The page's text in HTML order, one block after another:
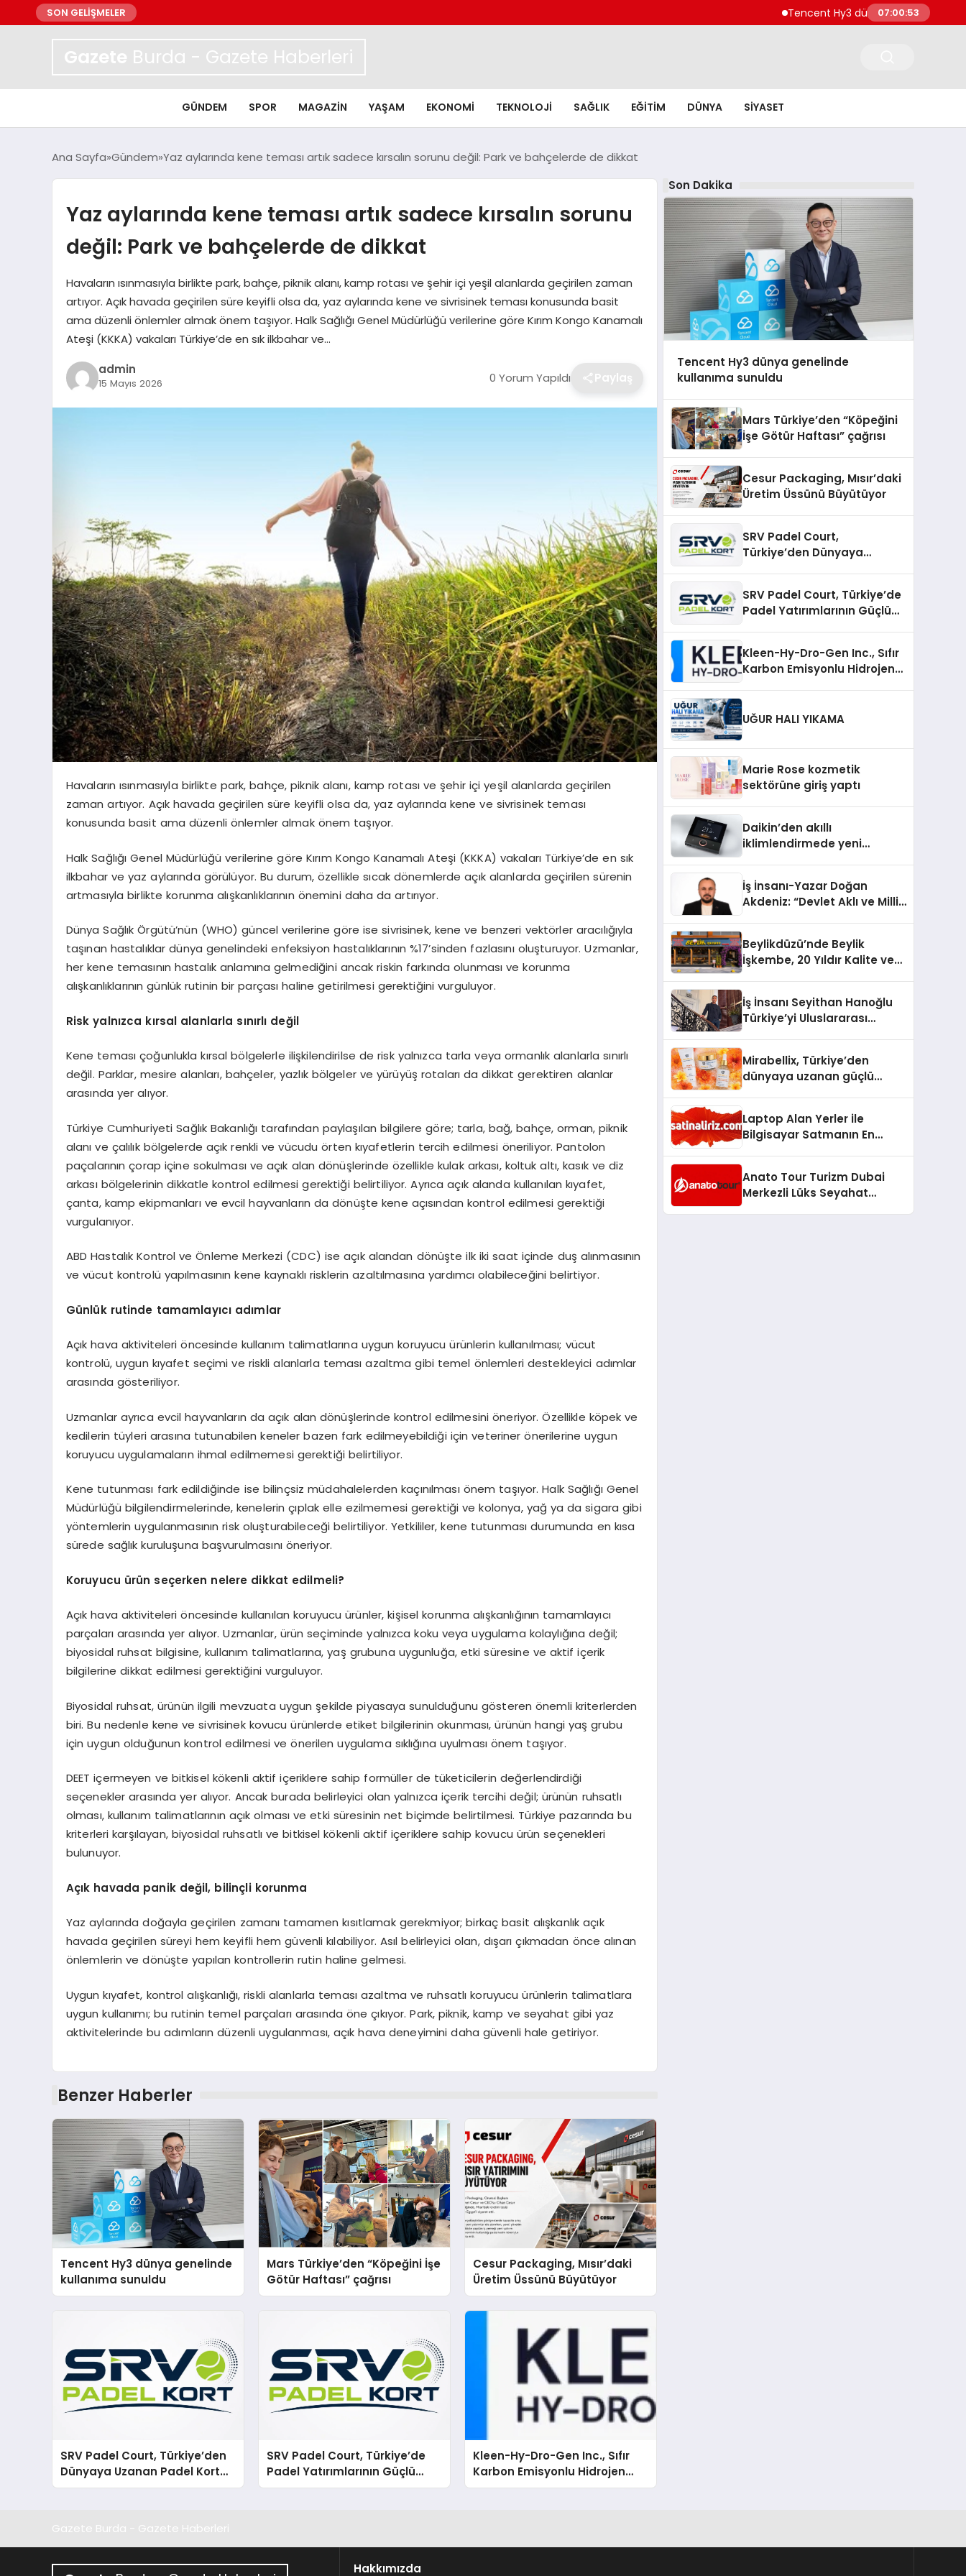
SON GELİŞMELER Tencent Hy3 dünya genelinde kullanıma
07:00:54
Gazete Burda - Gazete Haberleri
GÜNDEM SPOR MAGAZIN YAŞAM EKONOMI TEKNOLOJI SAĞLIK EĞITIM DÜNYA SIYASET
Ana Sayfa Gündem Yaz aylarında kene teması artık sadece kırsalın sorunu değil: Park ve bahçelerde de dikkat
Yaz aylarında kene teması artık sadece kırsalın sorunu
değil: Park ve bahçelerde de dikkat
Havaların ısınmasıyla birlikte park, bahçe, piknik alanı, kamp rotası ve şehir içi yeşil alanlarda geçirilen zaman
artıyor. Açık havada geçirilen süre keyifli olsa da, yaz aylarında kene ve sivrisinek teması konusunda basit
ama düzenli önlemler almak önem taşıyor. Halk Sağlığı Genel Müdürlüğü verilerine göre Kırım Kongo Kanamalı
Ateşi (KKKA) vakaları Türkiye’de en sık ilkbahar ve…
admin
15 Mayıs 2026 0 Yorum Yapıldı Paylaş
Havaların ısınmasıyla birlikte park, bahçe, piknik alanı, kamp rotası ve şehir içi yeşil alanlarda geçirilen
zaman artıyor. Açık havada geçirilen süre keyifli olsa da, yaz aylarında kene ve sivrisinek teması
konusunda basit ama düzenli önlemler almak önem taşıyor.
Halk Sağlığı Genel Müdürlüğü verilerine göre Kırım Kongo Kanamalı Ateşi (KKKA) vakaları Türkiye’de en sık
ilkbahar ve yaz aylarında görülüyor. Bu durum, özellikle sıcak dönemlerde açık alanlarda geçirilen sürenin
artmasıyla birlikte korunma alışkanlıklarının önemini daha da artırıyor.
Dünya Sağlık Örgütü’nün (WHO) güncel verilerine göre ise sivrisinek, kene ve benzeri vektörler aracılığıyla
taşınan hastalıklar dünya genelindeki enfeksiyon hastalıklarının %17’sinden fazlasını oluşturuyor. Uzmanlar,
her kene temasının hastalık anlamına gelmediğini ancak riskin farkında olunması ve korunma
alışkanlıklarının günlük rutinin bir parçası haline getirilmesi gerektiğini vurguluyor.
Risk yalnızca kırsal alanlarla sınırlı değil
Kene teması çoğunlukla kırsal bölgelerle ilişkilendirilse de risk yalnızca tarla veya ormanlık alanlarla sınırlı
değil. Parklar, mesire alanları, bahçeler, yazlık bölgeler ve yürüyüş rotaları da dikkat gerektiren alanlar
arasında yer alıyor.
Türkiye Cumhuriyeti Sağlık Bakanlığı tarafından paylaşılan bilgilere göre; tarla, bağ, bahçe, orman, piknik
alanı ve çalılık bölgelerde açık renkli ve vücudu örten kıyafetlerin tercih edilmesi öneriliyor. Pantolon
paçalarının çorap içine sokulması ve açık alan dönüşlerinde özellikle kulak arkası, koltuk altı, kasık ve diz
arkası bölgelerinin dikkatle kontrol edilmesi gerektiği belirtiliyor. Ayrıca açık alanda kullanılan kıyafet,
çanta, kamp ekipmanları ve evcil hayvanların da dönüşte kene açısından kontrol edilmesi gerektiği
vurgulanıyor.
ABD Hastalık Kontrol ve Önleme Merkezi (CDC) ise açık alandan dönüşte ilk iki saat içinde duş alınmasının
ve vücut kontrolü yapılmasının kene kaynaklı risklerin azaltılmasına yardımcı olabileceğini belirtiyor.
Günlük rutinde tamamlayıcı adımlar
Açık hava aktiviteleri öncesinde kullanım talimatlarına uygun koruyucu ürünlerin kullanılması; vücut
kontrolü, uygun kıyafet seçimi ve riskli alanlarla teması azaltma gibi temel önlemleri destekleyici adımlar
arasında gösteriliyor.
Uzmanlar ayrıca evcil hayvanların da açık alan dönüşlerinde kontrol edilmesini öneriyor. Özellikle köpek ve
kedilerin tüyleri arasına tutunabilen keneler bazen fark edilmeyebildiği için veteriner önerilerine uygun
koruyucu uygulamaların ihmal edilmemesi gerektiği belirtiliyor.
Kene tutunması fark edildiğinde ise bilinçsiz müdahalelerden kaçınılması önem taşıyor. Halk Sağlığı Genel
Müdürlüğü bilgilendirmelerinde, kenelerin çıplak elle ezilmemesi gerektiği ve kolonya, yağ ya da sigara gibi
yöntemlerin uygulanmasının risk oluşturabileceği belirtiliyor. Yetkililer, kene tutunması durumunda en kısa
sürede sağlık kuruluşuna başvurulmasını öneriyor.
Koruyucu ürün seçerken nelere dikkat edilmeli?
Açık hava aktiviteleri öncesinde kullanılan koruyucu ürünler, kişisel korunma alışkanlığının tamamlayıcı
parçaları arasında yer alıyor. Uzmanlar, ürün seçiminde yalnızca koku veya uygulama kolaylığına değil;
biyosidal ruhsat bilgisine, kullanım talimatlarına, yaş grubuna uygunluğa, etki süresine ve aktif içerik
bilgilerine dikkat edilmesi gerektiğini vurguluyor.
Biyosidal ruhsat, ürünün ilgili mevzuata uygun şekilde piyasaya sunulduğunu gösteren önemli kriterlerden
biri. Bu nedenle kene ve sivrisinek kovucu ürünlerde etiket bilgilerinin okunması, ürünün hangi yaş grubu
için uygun olduğunun kontrol edilmesi ve önerilen uygulama sıklığına uyulması önem taşıyor.
DEET içermeyen ve bitkisel kökenli aktif içeriklere sahip formüller de tüketicilerin değerlendirdiği
seçenekler arasında yer alıyor. Ancak burada belirleyici olan yalnızca içerik tercihi değil; ürünün ruhsatlı
olması, kullanım talimatlarının açık olması ve etki süresinin net biçimde belirtilmesi. Türkiye pazarında bu
kriterleri karşılayan, biyosidal ruhsatlı ve bitkisel kökenli aktif içeriklere sahip kovucu ürün seçenekleri
bulunuyor.
Açık havada panik değil, bilinçli korunma
Yaz aylarında doğayla geçirilen zamanı tamamen kısıtlamak gerekmiyor; birkaç basit alışkanlık açık
havada geçirilen süreyi hem keyifli hem güvenli kılabiliyor. Asıl belirleyici olan, dışarı çıkmadan önce alınan
önlemlerin ve dönüşte yapılan kontrollerin rutin haline gelmesi.
Uygun kıyafet, kontrol alışkanlığı, riskli alanlarla teması azaltma ve ruhsatlı koruyucu ürünlerin talimatlara
uygun kullanımı; bu rutinin temel parçaları arasında öne çıkıyor. Park, piknik, kamp ve seyahat gibi yaz
aktivitelerinde bu adımların düzenli uygulanması, açık hava deneyimini daha güvenli hale getiriyor.
Benzer Haberler
Tencent Hy3 dünya genelinde
kullanıma sunuldu
Mars Türkiye’den “Köpeğini İşe
Götür Haftası” çağrısı
Cesur Packaging, Mısır’daki
Üretim Üssünü Büyütüyor
SRV Padel Court, Türkiye’den
Dünyaya Uzanan Padel Kort
Üretiminde Güvenin Adresi
SRV Padel Court, Türkiye’de
Padel Yatırımlarının Güçlü
Markası Olmayı Sürdürüyor
Kleen-Hy-Dro-Gen Inc., Sıfır
Karbon Emisyonlu Hidrojen
Isıtma Teknolojisinde ISO ve
Son Dakika
Tencent Hy3 dünya genelinde
kullanıma sunuldu
Mars Türkiye’den “Köpeğini
İşe Götür Haftası” çağrısı
Cesur Packaging, Mısır’daki
Üretim Üssünü Büyütüyor
SRV Padel Court,
Türkiye’den Dünyaya
SRV Padel Court, Türkiye’de
Padel Yatırımlarının Güçlü
Kleen-Hy-Dro-Gen Inc., Sıfır
Karbon Emisyonlu Hidrojen
Aldı
UĞUR HALI YIKAMA
Marie Rose kozmetik
sektörüne giriş yaptı
Daikin’den akıllı
iklimlendirmede yeni
İş İnsanı-Yazar Doğan
Akdeniz: “Devlet Aklı ve Milli
Beylikdüzü’nde Beylik
İşkembe, 20 Yıldır Kalite ve
İş İnsanı Seyithan Hanoğlu
Türkiye’yi Uluslararası
Mirabellix, Türkiye’den
dünyaya uzanan güçlü
Laptop Alan Yerler ile
Bilgisayar Satmanın En
Anato Tour Turizm Dubai
Merkezli Lüks Seyahat
Gazete Burda - Gazete Haberleri
Hakkımızda